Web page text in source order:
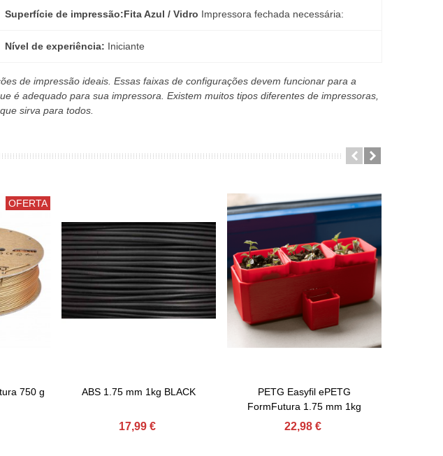
Superfície de impressão:Fita Azul / Vidro Impressora fechada necessária:
Nível de experiência: Iniciante
de impressão ideais. Essas faixas de configurações devem funcionar para a
é adequado para sua impressora. Existem muitos tipos diferentes de impressoras,
sirva para todos.
OFERTA
750 g Adicionar Ao Carrinho
ABS 1.75 mm 1kg BLACK
17,99 €
Adicionar Ao Carrinho
PETG Easyfil ePETG
FormFutura 1.75 mm 1kg
22,98 €